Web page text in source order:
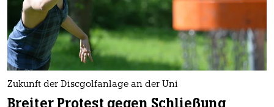
Zukunft der Discgolfanlage an der Uni